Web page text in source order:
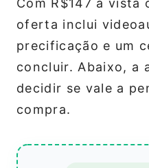
Com R$147 à vista
oferta inclui
precificação e um
concluir. Abaixo, a
decidir se vale a
compra.